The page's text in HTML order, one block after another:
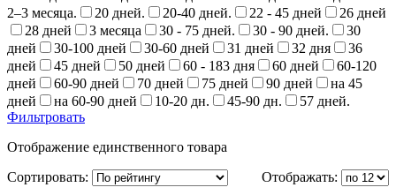
2–3 месяца.
20 дней. 20-40 дней. 22 - 45 дней
26 дней
28 дней
3 месяца 30 - 75 дней. 30 - 90 дней.
30
дней
30-100 дней 30-60 дней 31 дней 32 дня
36
дней
45 дней 50 дней 60 - 183 дня 60 дней
60-120
дней
60-90 дней 70 дней 75 дней 90 дней
на 45
дней
на 60-90 дней 10-20 дн. 45-90 дн.
57 дней.
Фильтровать
Отображение единственного товара
Отображать:
Сортировать: